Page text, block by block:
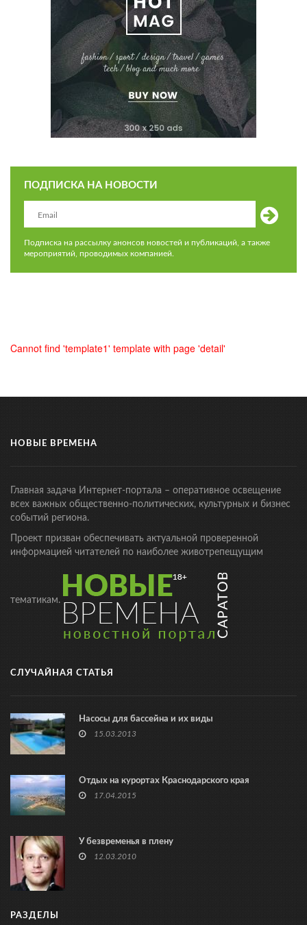
ПОДПИСКА НА НОВОСТИ
Подписка на рассылку анонсов новостей и публикаций, а также
мероприятий, проводимых компанией.
Cannot find 'template1' template with page 'detail'
НОВЫЕ ВРЕМЕНА
Главная задача Интернет-портала – оперативное освещение
всех важных общественно-политических, культурных и бизнес
событий региона.
Проект призван обеспечивать актуальной проверенной
информацией читателей по наиболее животрепещущим
тематикам.
СЛУЧАЙНАЯ СТАТЬЯ
Насосы для бассейна и их виды
15.03.2013
Отдых на курортах Краснодарского края
17.04.2015
У безвременья в плену
12.03.2010
РАЗДЕЛЫ